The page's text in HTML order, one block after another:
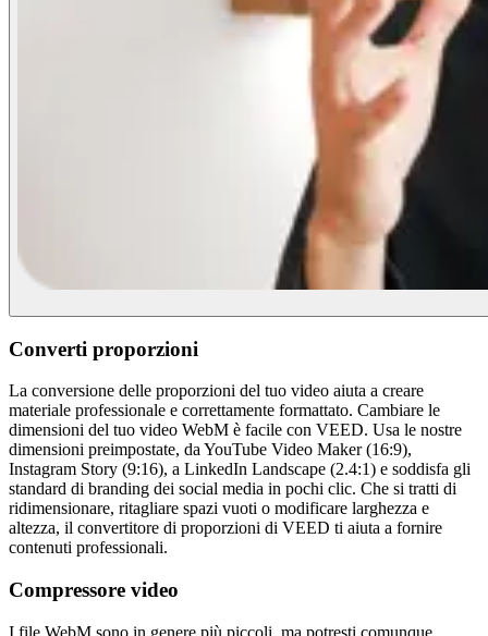
Converti proporzioni
La conversione delle proporzioni del tuo video aiuta a creare
materiale professionale e correttamente formattato. Cambiare le
dimensioni del tuo video WebM è facile con VEED. Usa le nostre
dimensioni preimpostate, da YouTube Video Maker (16:9),
Instagram Story (9:16), a LinkedIn Landscape (2.4:1) e soddisfa gli
standard di branding dei social media in pochi clic. Che si tratti di
ridimensionare, ritagliare spazi vuoti o modificare larghezza e
altezza, il convertitore di proporzioni di VEED ti aiuta a fornire
contenuti professionali.
Compressore video
I file WebM sono in genere più piccoli, ma potresti comunque